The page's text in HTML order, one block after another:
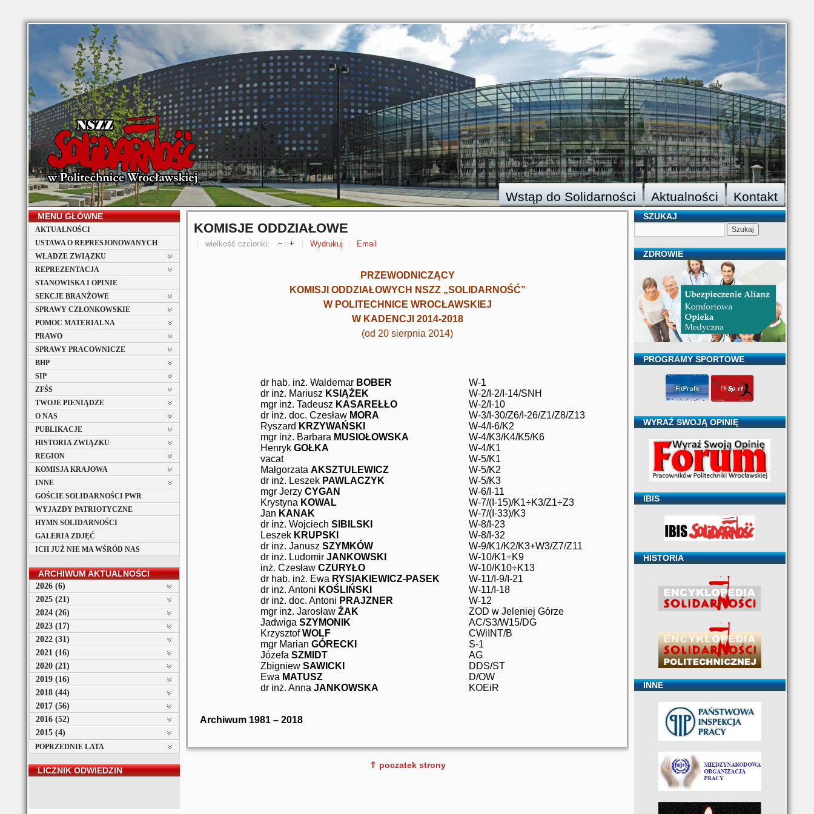
Wstąp do Solidarności Aktualności Kontakt
MENU GŁÓWNE
AKTUALNOŚCI
USTAWA O REPRESJONOWANYCH
WŁADZE ZWIĄZKU
REPREZENTACJA
STANOWISKA I OPINIE
SEKCJE BRANŻOWE
SPRAWY CZŁONKOWSKIE
POMOC MATERIALNA
PRAWO
SPRAWY PRACOWNICZE
BHP
SIP
ZFŚS
TWOJE PIENIĄDZE
O NAS
PUBLIKACJE
HISTORIA ZWIĄZKU
REGION
KOMISJA KRAJOWA
INNE
GOŚCIE SOLIDARNOŚCI PWR
WYJAZDY PATRIOTYCZNE
HYMN SOLIDARNOŚCI
GALERIA ZDJĘĆ
ICH JUŻ NIE MA WŚRÓD NAS
ARCHIWUM AKTUALNOŚCI
2026 (6)
2025 (21)
2024 (26)
2023 (17)
2022 (31)
2021 (16)
2020 (21)
2019 (16)
2018 (44)
2017 (56)
2016 (52)
2015 (4)
POPRZEDNIE LATA
LICZNIK ODWIEDZIN
SZUKAJ
ZDROWIE
PROGRAMY SPORTOWE
WYRAŹ SWOJĄ OPINIĘ
IBIS
HISTORIA
INNE
KOMISJE ODDZIAŁOWE
wielkość czcionki: Wydrukuj Email
PRZEWODNICZĄCY
KOMISJI ODDZIAŁOWYCH NSZZ „SOLIDARNOŚĆ”
W POLITECHNICE WROCŁAWSKIEJ
W KADENCJI 2014-2018
(od 20 sierpnia 2014)
dr hab. inż. Waldemar BOBER
dr inż. Mariusz KSIĄŻEK
mgr inż. Tadeusz KASAREŁŁO
dr inż. doc. Czesław MORA
Ryszard KRZYWAŃSKI
mgr inż. Barbara MUSIOŁOWSKA
Henryk GOŁKA
vacat
Małgorzata AKSZTULEWICZ
dr inż. Leszek PAWLACZYK
mgr Jerzy CYGAN
Krystyna KOWAL
Jan KANAK
dr inż. Wojciech SIBILSKI
Leszek KRUPSKI
dr inż. Janusz SZYMKÓW
dr inż. Ludomir JANKOWSKI
inż. Czesław CZURYŁO
dr hab. inż. Ewa RYSIAKIEWICZ-PASEK
dr inż. Antoni KOŚLIŃSKI
dr inż. doc. Antoni PRAJZNER
mgr inż. Jarosław ŻAK
Jadwiga SZYMONIK
KrzysztofWOLF
mgr Marian GÓRECKI
Józefa SZMIDT
Zbigniew SAWICKI
Ewa MATUSZ
dr inż. Anna JANKOWSKA
W-1
W-2/I-2/I-14/SNH
W-2/I-10
W-3/I-30/Z6/I-26/Z1/Z8/Z13
W-4/I-6/K2
W-4/K3/K4/K5/K6
W-4/K1
W-5/K1
W-5/K2
W-5/K3
W-6/I-11
W-7/(I-15)/K1÷K3/Z1÷Z3
W-7/(I-33)/K3
W-8/I-23
W-8/I-32
W-9/K1/K2/K3+W3/Z7/Z11
W-10/K1÷K9
W-10/K10÷K13
W-11/I-9/I-21
W-11/I-18
W-12
ZOD w Jeleniej Górze
AC/S3/W15/DG
CWiINT/B
S-1
AG
DDS/ST
D/OW
KOEiR
Archiwum 1981 – 2018
⇑ poczatek strony